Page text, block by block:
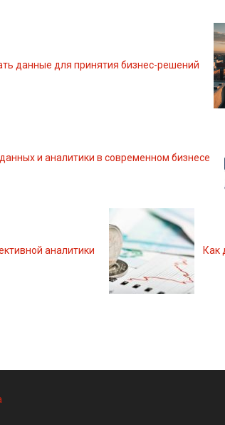
данные для принятия бизнес-решений
и аналитики в современном бизнесе
аналитики Как